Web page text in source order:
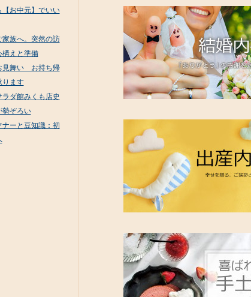
お中元】でいい
族へ。突然の訪
構えと準備
見舞い お持ち帰
ります
ラダ館みくも店史
勢ぞろい
ーと豆知識：初